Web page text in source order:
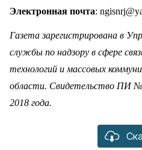
Электронная почта:
Газета зарегистрирована в
службы по надзору в сфере
технологий и массовых
области. Свидетельство ПИ
2018 года.